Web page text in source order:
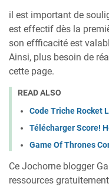
il est important de
est effectif dès la
son effficacité est
Ainsi, plus besoin de
cette page.
READ ALSO
Code Triche Rocket
Télécharger Score!
Game Of Thrones
Ce Jochorne blogger
ressources